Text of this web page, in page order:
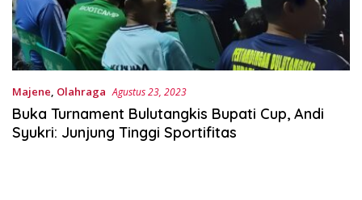
Majene, Olahraga Agustus 23, 2023
Buka Turnament Bulutangkis Bupati Cup, Andi
Syukri: Junjung Tinggi Sportifitas